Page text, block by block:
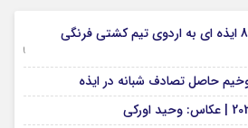
اتفاقی کم‌سابقه؛ دعوت 8 ایذه ای به اردوی تیم کشتی فرنگی
09 جولای 2026